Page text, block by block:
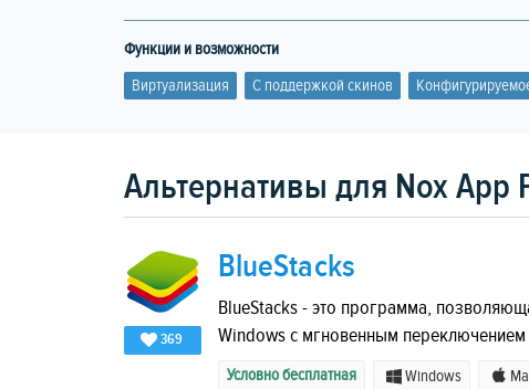
Функции и возможности
Виртуализация
C поддержкой скинов
Альтернативы для Nox App
369
BlueStacks
BlueStacks - это программа,
Windows с мгновенным
Условно бесплатная Windows